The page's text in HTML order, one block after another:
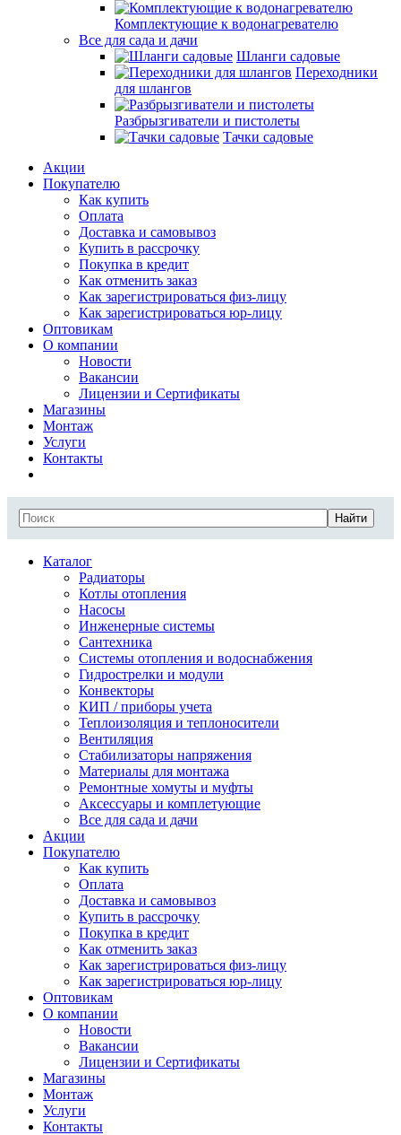
Комплектующие к водонагревателю
Все для сада и дачи
Шланги садовые
Переходники
для шлангов
Разбрызгиватели и пистолеты
Тачки садовые
Акции
Покупателю
Как купить
Оплата
Доставка и самовывоз
Купить в рассрочку
Покупка в кредит
Как отменить заказ
Как зарегистрироваться физ-лицу
Как зарегистрироваться юр-лицу
Оптовикам
О компании
Новости
Вакансии
Лицензии и Сертификаты
Магазины
Монтаж
Услуги
Контакты
Найти
Каталог
Радиаторы
Котлы отопления
Насосы
Инженерные системы
Сантехника
Системы отопления и водоснабжения
Гидрострелки и модули
Конвекторы
КИП / приборы учета
Теплоизоляция и теплоносители
Вентиляция
Стабилизаторы напряжения
Материалы для монтажа
Ремонтные хомуты и муфты
Аксессуары и комплетующие
Все для сада и дачи
Акции
Покупателю
Как купить
Оплата
Доставка и самовывоз
Купить в рассрочку
Покупка в кредит
Как отменить заказ
Как зарегистрироваться физ-лицу
Как зарегистрироваться юр-лицу
Оптовикам
О компании
Новости
Вакансии
Лицензии и Сертификаты
Магазины
Монтаж
Услуги
Контакты